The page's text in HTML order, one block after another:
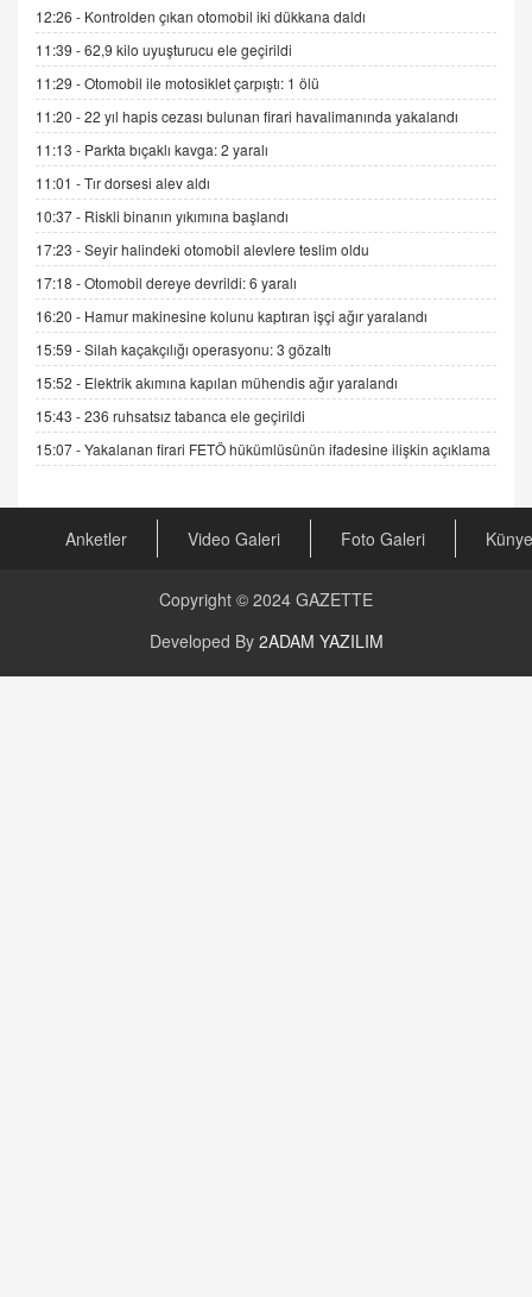
06.07.2026 13:00
ADEM AKÖL
Esed Destekçilerinin Yüzüne Vurulan Şamar:
Sednaya
11.12.2024 12:30
DR. EKREM ASLAN
Gerçek Ne, Algı Ne? "Beraber Yürüyoruz"
Cümlesinin Peşinden
19.07.2025 12:45
GÖNÜL MENEKŞE
Şifacının Yolu
04.11.2025 12:56
AV. RÜMEYSA ÖZKALE
Kira Uyuşmazlıklarında Dava Açmadan Önce
23.09.2023 16:30
CAN UĞURATEŞ
16.12.2024 14:16
GÜNLÜK BURÇ YORUMU
12:26 - Kontrolden çıkan otomobil iki dükkana daldı
11:39 -62,9 kilo uyuşturucu ele geçirildi
11:29 -Otomobil ile motosiklet çarpıştı: 1 ölü
11:20 -22 yıl hapis cezası bulunan firari havalimanında yakalandı
11:13 - Parkta bıçaklı kavga: 2 yaralı
11:01 -Tır dorsesi alev aldı
10:37 - Riskli binanın yıkımına başlandı
17:23 -Seyir halindeki otomobil alevlere teslim oldu
17:18 -Otomobil dereye devrildi: 6 yaralı
16:20 - Hamur makinesine kolunu kaptıran işçi ağır yaralandı
15:59 -Silah kaçakçılığı operasyonu: 3 gözaltı
15:52 - Elektrik akımına kapılan mühendis ağır yaralandı
15:43 -236 ruhsatsız tabanca ele geçirildi
15:07 -Yakalanan firari FETÖ hükümlüsünün ifadesine ilişkin açıklama
Anketler Video Galeri Foto Galeri Künye
Copyright © 2024 GAZETTE
Developed By 2ADAM YAZILIM